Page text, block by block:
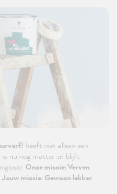
heeft niet alleen een
is nu nog matter en blijft
Onze missie: Verven
missie: Gewoon lekker